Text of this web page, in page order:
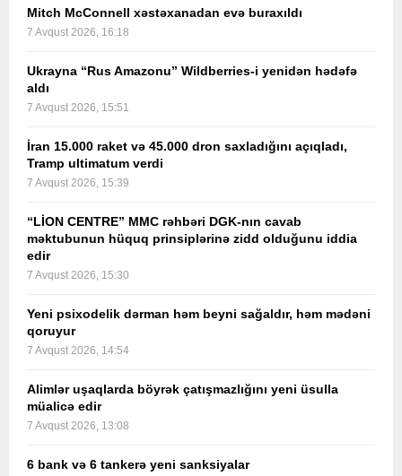
Mitch McConnell xəstəxanadan evə buraxıldı
7 Avqust 2026, 16:18
Ukrayna “Rus Amazonu” Wildberries-i yenidən hədəfə
aldı
7 Avqust 2026, 15:51
İran 15.000 raket və 45.000 dron saxladığını açıqladı,
Tramp ultimatum verdi
7 Avqust 2026, 15:39
“LİON CENTRE” MMC rəhbəri DGK-nın cavab
məktubunun hüquq prinsiplərinə zidd olduğunu iddia
edir
7 Avqust 2026, 15:30
Yeni psixodelik dərman həm beyni sağaldır, həm mədəni
qoruyur
7 Avqust 2026, 14:54
Alimlər uşaqlarda böyrək çatışmazlığını yeni üsulla
müalicə edir
7 Avqust 2026, 13:08
6 bank və 6 tankerə yeni sanksiyalar